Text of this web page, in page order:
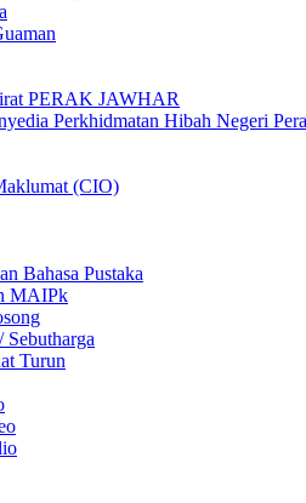
PERAK JAWHAR
Perkhidmatan Hibah Negeri
(CIO)
Bahasa Pustaka
MAIPk
Sebutharga
Turun